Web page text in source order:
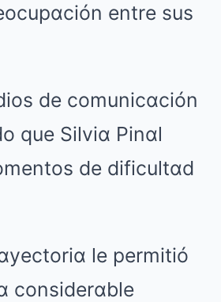
entre sus
de comunicαción
que Silviα Pinαl
de dificultαd
le permitió
considerαble